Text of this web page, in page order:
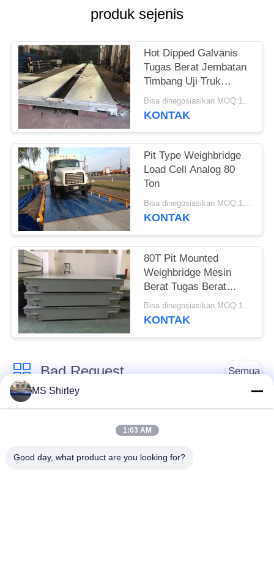
produk sejenis
Hot Dipped Galvanis
Tugas Berat Jembatan
Timbang Uji Truk
Modular Bergerak
Bisa dinegosiasikan MOQ:1 Set
KONTAK
Pit Type Weighbridge
Load Cell Analog 80
Ton
Bisa dinegosiasikan MOQ:1 Set
KONTAK
80T Pit Mounted
Weighbridge Mesin
Berat Tugas Berat
Yayasan Dangkal
Bisa dinegosiasikan MOQ:1 Set
KONTAK
Bad Request Semua
Jembatan Timbang
Jembatan Timbang
Truk
Timbangan
MS Shirley
1:03 AM
Good day, what product are you looking for?